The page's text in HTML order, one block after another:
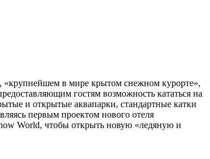
«крупнейшем в мире крытом снежном курорте»,
гостям возможность кататься на
и открытые аквапарки, стандартные катки
первым проектом нового отеля
World, чтобы открыть новую «ледяную и